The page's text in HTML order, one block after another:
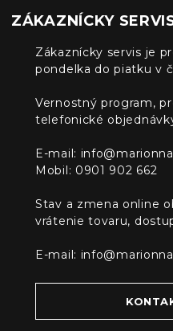
ZÁKAZNÍCKY
Zákaznícky servis je
pondelka do piatku v
Vernostný program,
telefonické
E-mail:
Mobil: 0901 902 662
Stav a zmena online
vrátenie tovaru,
E-mail: